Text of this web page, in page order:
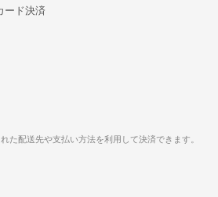
ード決済
た配送先や支払い方法を利用して決済できます。